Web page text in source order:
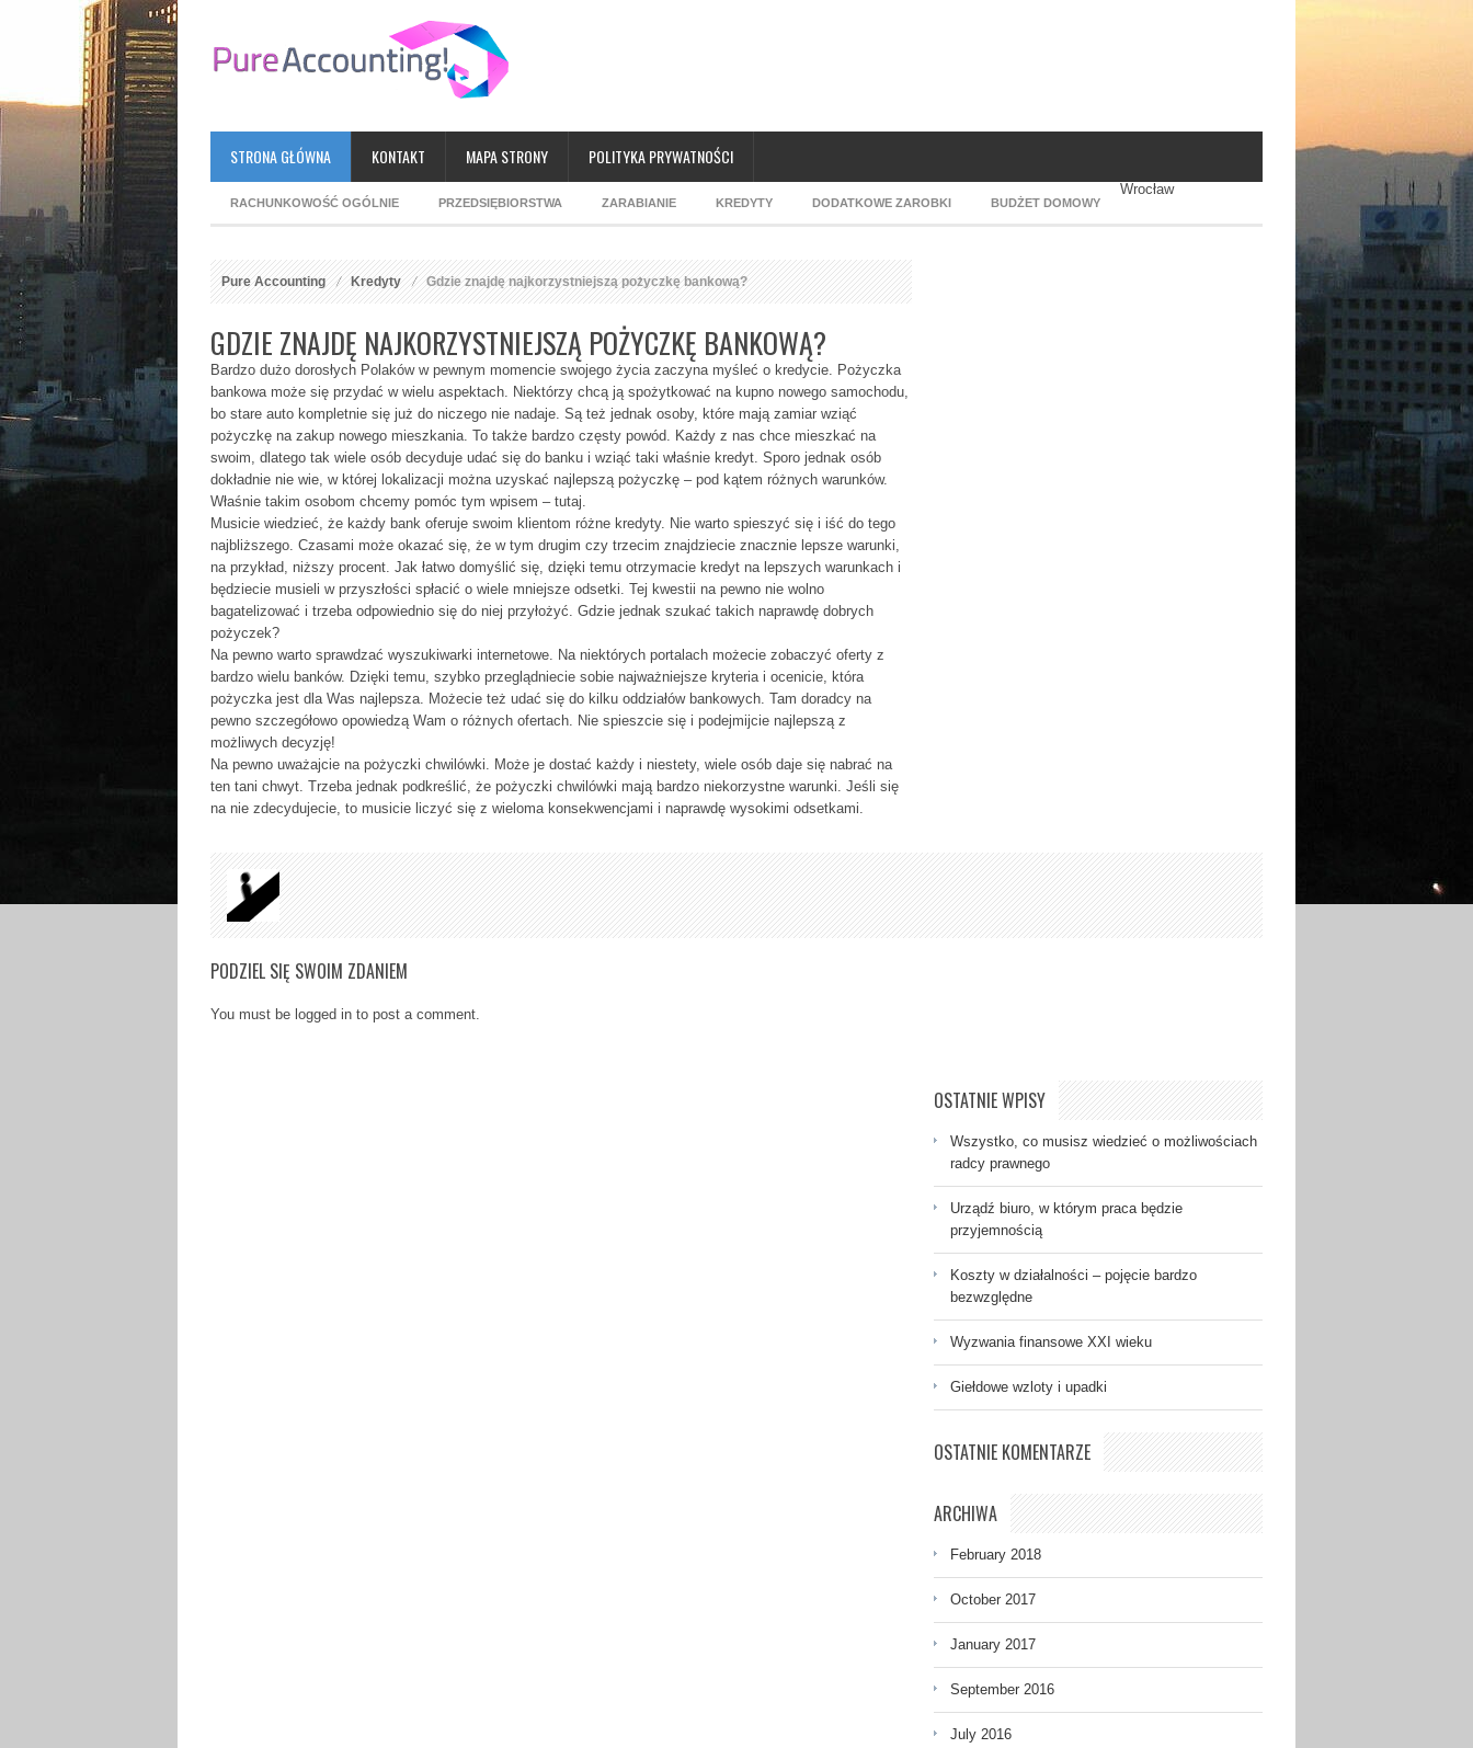
STRONA GŁÓWNA KONTAKT MAPA STRONY POLITYKA PRYWATNOŚCI
RACHUNKOWOŚĆ OGÓLNIE PRZEDSIĘBIORSTWA ZARABIANIE KREDYTY DODATKOWE ZAROBKI BUDŻET DOMOWY
Wrocław
Pure Accounting Kredyty Gdzie znajdę najkorzystniejszą pożyczkę bankową?
GDZIE ZNAJDĘ NAJKORZYSTNIEJSZĄ POŻYCZKĘ BANKOWĄ?
Bardzo dużo dorosłych Polaków w pewnym momencie swojego życia zaczyna myśleć o kredycie. Pożyczka
bankowa może się przydać w wielu aspektach. Niektórzy chcą ją spożytkować na kupno nowego samochodu,
bo stare auto kompletnie się już do niczego nie nadaje. Są też jednak osoby, które mają zamiar wziąć
pożyczkę na zakup nowego mieszkania. To także bardzo częsty powód. Każdy z nas chce mieszkać na
swoim, dlatego tak wiele osób decyduje udać się do banku i wziąć taki właśnie kredyt. Sporo jednak osób
dokładnie nie wie, w której lokalizacji można uzyskać najlepszą pożyczkę – pod kątem różnych warunków.
Właśnie takim osobom chcemy pomóc tym wpisem – tutaj.
Musicie wiedzieć, że każdy bank oferuje swoim klientom różne kredyty. Nie warto spieszyć się i iść do tego
najbliższego. Czasami może okazać się, że w tym drugim czy trzecim znajdziecie znacznie lepsze warunki,
na przykład, niższy procent. Jak łatwo domyślić się, dzięki temu otrzymacie kredyt na lepszych warunkach i
będziecie musieli w przyszłości spłacić o wiele mniejsze odsetki. Tej kwestii na pewno nie wolno
bagatelizować i trzeba odpowiednio się do niej przyłożyć. Gdzie jednak szukać takich naprawdę dobrych
pożyczek?
Na pewno warto sprawdzać wyszukiwarki internetowe. Na niektórych portalach możecie zobaczyć oferty z
bardzo wielu banków. Dzięki temu, szybko przeglądniecie sobie najważniejsze kryteria i ocenicie, która
pożyczka jest dla Was najlepsza. Możecie też udać się do kilku oddziałów bankowych. Tam doradcy na
pewno szczegółowo opowiedzą Wam o różnych ofertach. Nie spieszcie się i podejmijcie najlepszą z
możliwych decyzję!
Na pewno uważajcie na pożyczki chwilówki. Może je dostać każdy i niestety, wiele osób daje się nabrać na
ten tani chwyt. Trzeba jednak podkreślić, że pożyczki chwilówki mają bardzo niekorzystne warunki. Jeśli się
na nie zdecydujecie, to musicie liczyć się z wieloma konsekwencjami i naprawdę wysokimi odsetkami.
PODZIEL SIĘ SWOIM ZDANIEM
You must be logged in to post a comment.
OSTATNIE WPISY
Wszystko, co musisz wiedzieć o możliwościach
radcy prawnego
Urządź biuro, w którym praca będzie
przyjemnością
Koszty w działalności – pojęcie bardzo
bezwzględne
Wyzwania finansowe XXI wieku
Giełdowe wzloty i upadki
OSTATNIE KOMENTARZE
ARCHIWA
February 2018
October 2017
January 2017
September 2016
July 2016